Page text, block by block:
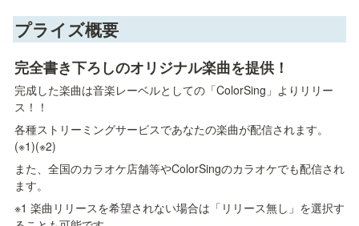
プライズ概要
完全書き下ろしのオリジナル楽曲を提供！
完成した楽曲は音楽レーベルとしての「ColorSing」よりリリー
ス！！
各種ストリーミングサービスであなたの楽曲が配信されます。
(※1)(※2)
また、全国のカラオケ店舗等やColorSingのカラオケでも配信され
ます。
※1 楽曲リリースを希望されない場合は「リリース無し」を選択す